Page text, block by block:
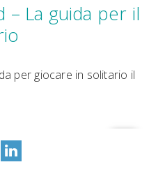
ODISSEA CHRIS MCKENNA
– La guida per il
per giocare in solitario il